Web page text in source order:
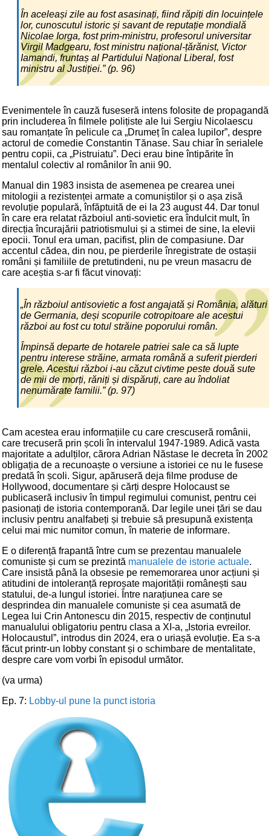
În aceleași zile au fost asasinați, fiind răpiți din locuințele
lor, cunoscutul istoric și savant de reputație mondială
Nicolae Iorga, fost prim-ministru, profesorul universitar
Virgil Madgearu, fost ministru național-țărănist, Victor
Iamandi, fruntaș al Partidului Național Liberal, fost
ministru al Justiției.” (p. 96)
Evenimentele în cauză fuseseră intens folosite de propagandă
prin includerea în filmele polițiste ale lui Sergiu Nicolaescu
sau romanțate în pelicule ca „Drumeț în calea lupilor”, despre
actorul de comedie Constantin Tănase. Sau chiar în serialele
pentru copii, ca „Pistruiatu”. Deci erau bine întipărite în
mentalul colectiv al românilor în anii 90.
Manual din 1983 insista de asemenea pe crearea unei
mitologii a rezistenței armate a comuniștilor și o așa zisă
revoluție populară, înfăptuită de ei la 23 august 44. Dar tonul
în care era relatat războiul anti-sovietic era îndulcit mult, în
direcția încurajării patriotismului și a stimei de sine, la elevii
epocii. Tonul era uman, pacifist, plin de compasiune. Dar
accentul cădea, din nou, pe pierderile înregistrate de ostașii
români și familiile de pretutindeni, nu pe vreun masacru de
care aceștia s-ar fi făcut vinovați:
„În războiul antisovietic a fost angajată și România, alături
de Germania, deși scopurile cotropitoare ale acestui
război au fost cu totul străine poporului român.
Împinsă departe de hotarele patriei sale ca să lupte
pentru interese străine, armata română a suferit pierderi
grele. Acestui război i-au căzut civtime peste două sute
de mii de morți, răniți și dispăruți, care au îndoliat
nenumărate familii.” (p. 97)
Cam acestea erau informațiile cu care crescuseră românii,
care trecuseră prin școli în intervalul 1947-1989. Adică vasta
majoritate a adulților, cărora Adrian Năstase le decreta în 2002
obligația de a recunoaște o versiune a istoriei ce nu le fusese
predată în școli. Sigur, apăruseră deja filme produse de
Hollywood, documentare și cărți despre Holocaust se
publicaseră inclusiv în timpul regimului comunist, pentru cei
pasionați de istoria contemporană. Dar legile unei țări se dau
inclusiv pentru analfabeți și trebuie să presupună existența
celui mai mic numitor comun, în materie de informare.
E o diferență frapantă între cum se prezentau manualele
comuniste și cum se prezintă manualele de istorie actuale.
Care insistă până la obsesie pe rememorarea unor acțiuni și
atitudini de intoleranță reproșate majorității românești sau
statului, de-a lungul istoriei. Între narațiunea care se
desprindea din manualele comuniste și cea asumată de
Legea lui Crin Antonescu din 2015, respectiv de conținutul
manualului obligatoriu pentru clasa a XI-a, „Istoria evreilor.
Holocaustul”, introdus din 2024, era o uriașă evoluție. Ea s-a
făcut printr-un lobby constant și o schimbare de mentalitate,
despre care vom vorbi în episodul următor.
(va urma)
Ep. 7: Lobby-ul pune la punct istoria